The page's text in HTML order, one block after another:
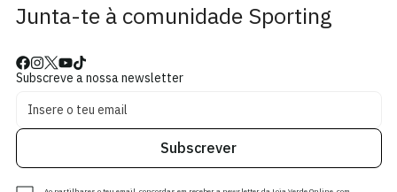
Junta-te à comunidade Sporting
Subscreve a nossa newsletter
Subscrever